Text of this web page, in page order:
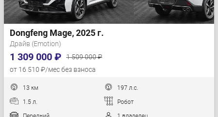
Dongfeng Mage, 2025 г.
Драйв (Emotion)
1 309 000 ₽
1 509 000 ₽
от 16 510 ₽/мес без взноса
13 км 197 л.с.
1.5 л. Робот